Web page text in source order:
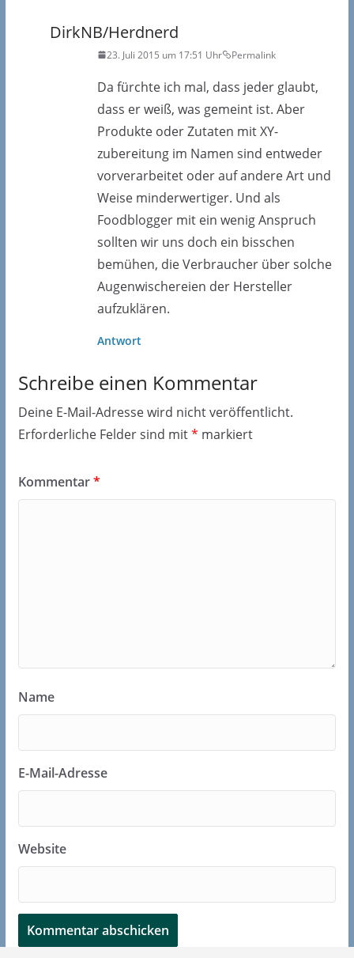
DirkNB/Herdnerd
23. Juli 2015 um 17:51 Uhr Permalink
Da fürchte ich mal, dass jeder glaubt,
dass er weiß, was gemeint ist. Aber
Produkte oder Zutaten mit XY-
zubereitung im Namen sind entweder
vorverarbeitet oder auf andere Art und
Weise minderwertiger. Und als
Foodblogger mit ein wenig Anspruch
sollten wir uns doch ein bisschen
bemühen, die Verbraucher über solche
Augenwischereien der Hersteller
aufzuklären.
Antwort
Schreibe einen Kommentar
Deine E-Mail-Adresse wird nicht veröffentlicht.
Erforderliche Felder sind mit* markiert
Kommentar*
Name
E-Mail-Adresse
Website